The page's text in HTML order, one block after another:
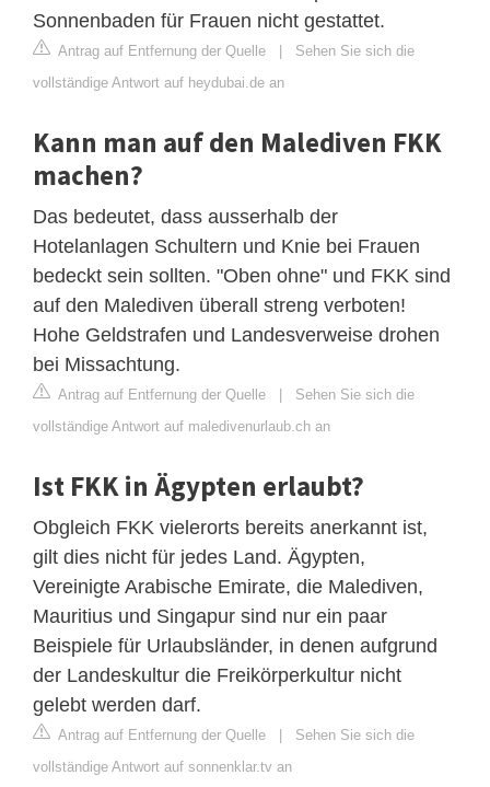
Sonnenbaden für Frauen nicht gestattet.
Antrag auf Entfernung der Quelle | Sehen Sie sich die
vollständige Antwort auf heydubai.de an
Kann man auf den Malediven FKK
machen?
Das bedeutet, dass ausserhalb der
Hotelanlagen Schultern und Knie bei Frauen
bedeckt sein sollten. "Oben ohne" und FKK sind
auf den Malediven überall streng verboten!
Hohe Geldstrafen und Landesverweise drohen
bei Missachtung.
Antrag auf Entfernung der Quelle | Sehen Sie sich die
vollständige Antwort auf maledivenurlaub.ch an
Ist FKK in Ägypten erlaubt?
Obgleich FKK vielerorts bereits anerkannt ist,
gilt dies nicht für jedes Land. Ägypten,
Vereinigte Arabische Emirate, die Malediven,
Mauritius und Singapur sind nur ein paar
Beispiele für Urlaubsländer, in denen aufgrund
der Landeskultur die Freikörperkultur nicht
gelebt werden darf.
Antrag auf Entfernung der Quelle | Sehen Sie sich die
vollständige Antwort auf sonnenklar.tv an